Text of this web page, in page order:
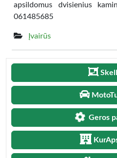
apsildomus dvisienius
061485685
Įvairūs
Geros